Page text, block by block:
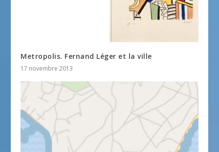
Metropolis. Fernand Léger et la ville
17 novembre 2013